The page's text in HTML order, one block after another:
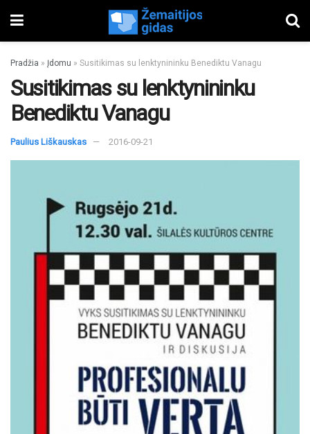
Pradžia » Įdomu » Susitikimas su lenktynininku Benediktu Vanagu
Susitikimas su lenktynininku
Benediktu Vanagu
Paulius Liškauskas 2016-09-21